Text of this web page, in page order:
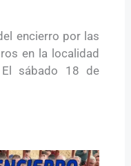
encierro por las
en la localidad
El sábado 18 de